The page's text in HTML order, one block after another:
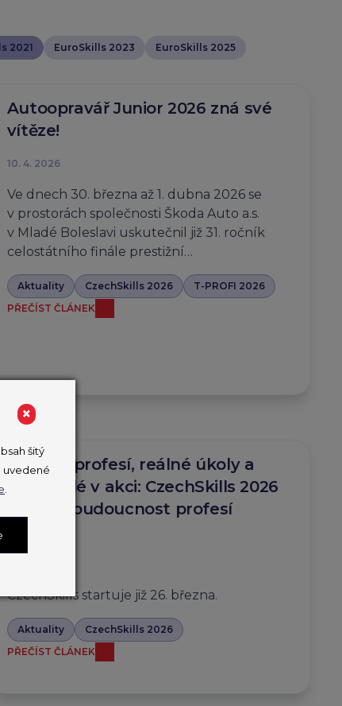
2021 EuroSkills 2023
EuroSkills 2025
Autoopravář Junior 2026 zná své
vítěze!
10. 4. 2026
Ve dnech 30. března až 1. dubna 2026 se
v prostorách společnosti Škoda Auto a.s.
v Mladé Boleslavi uskutečnil již 31. ročník
celostátního finále prestižní…
Aktuality CzechSkills 2026
T-PROFI 2026
PŘEČÍST ČLÁNEK
Desítky profesí, reálné úkoly a
mladí lidé v akci: CzechSkills 2026
ukážou budoucnost profesí
CzechSkills startuje již 26. března.
Aktuality
CzechSkills 2026
PŘEČÍST ČLÁNEK
×
šitý
uvedené